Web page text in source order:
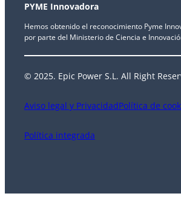
PYME Innovadora
Hemos obtenido el reconocimiento Pyme
por parte del Ministerio de Ciencia e
© 2025. Epic Power S.L. All Right
Aviso legal y PrivacidadPolítica de
Política integrada